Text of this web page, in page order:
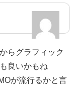
らグラフィック
良いかもね
が流行るかと言